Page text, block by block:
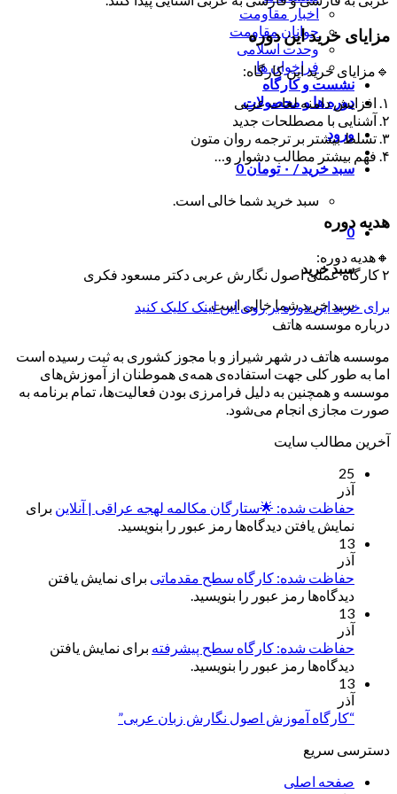
اخبار مقاومت
جوانان مقاومت
وحدت اسلامی
فراخوان ها
نشست و کارگاه
دوره ها و محصولات
ورود
سبد خرید / ۰ تومان0
سبد خرید شما خالی است.
0
سبد خرید
سبد خرید شما خالی است.
مزایای خرید این دوره
🔹مزایای خرید این کارگاه:
۱. افزایش دامنه لغات عربی
۲. آشنایی با مصطلحات جدید
۳. تسلط بیشتر بر ترجمه روان متون
۴. فهم بیشتر مطالب دشوار و…
هدیه دوره
🔸هدیه دوره:
۲ کارگاه عملی اصول نگارش عربی دکتر مسعود فکری
برای خرید این دوره بر روی این لینک کلیک کنید
درباره موسسه هاتف
موسسه هاتف در شهر شیراز و با مجوز کشوری به ثبت رسیده است
اما به طور کلی جهت استفاده‌ی همه‌ی هموطنان از آموزش‌های
موسسه و همچنین به دلیل فرامرزی بودن فعالیت‌ها، تمام برنامه به
صورت مجازی انجام می‌شود.
آخرین مطالب سایت
25
آذر
حفاظت شده: 🌟ستارگان مکالمه لهجه عراقی | آنلاین برای
نمایش یافتن دیدگاه‌ها رمز عبور را بنویسید.
13
آذر
حفاظت شده: کارگاه سطح مقدماتی برای نمایش یافتن
دیدگاه‌ها رمز عبور را بنویسید.
13
آذر
حفاظت شده: کارگاه سطح پیشرفته برای نمایش یافتن
دیدگاه‌ها رمز عبور را بنویسید.
13
آذر
“کارگاه آموزش اصول نگارش زبان عربی”
دسترسی سریع
صفحه اصلی